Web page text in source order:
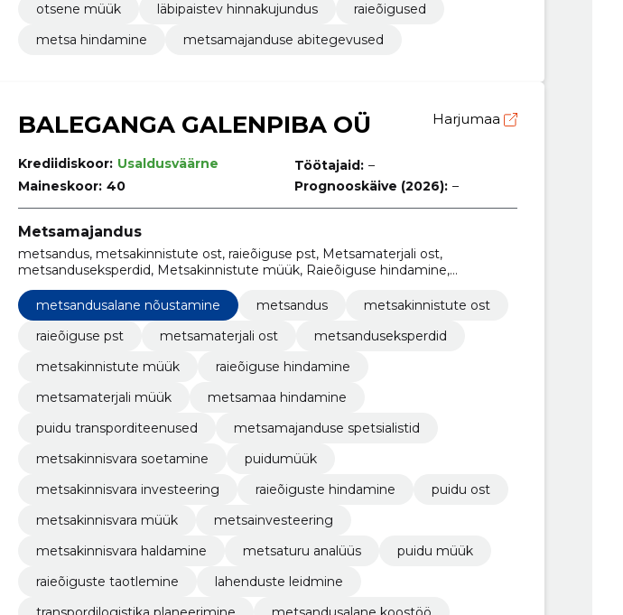
otsene müük
läbipaistev hinnakujundus
raieõigused
metsa hindamine
metsamajanduse abitegevused
BALEGANGA GALENPIBA OÜ Harjumaa
Krediidiskoor: Usaldusväärne
Maineskoor: 40
Töötajaid: –
Prognooskäive (2026): –
Metsamajandus
metsandus, metsakinnistute ost, raieõiguse pst, Metsamaterjali ost,
metsanduseksperdid, Metsakinnistute müük, Raieõiguse hindamine,
Metsamaterjali müük, metsateenused, metsandusalane nõustamine
metsandusalane nõustamine
metsandus
metsakinnistute ost
raieõiguse pst
metsamaterjali ost
metsanduseksperdid
metsakinnistute müük
raieõiguse hindamine
metsamaterjali müük
metsamaa hindamine
puidu transporditeenused
metsamajanduse spetsialistid
metsakinnisvara soetamine
puidumüük
metsakinnisvara investeering
raieõiguste hindamine
puidu ost
metsakinnisvara müük
metsainvesteering
metsakinnisvara haldamine
metsaturu analüüs
puidu müük
raieõiguste taotlemine
lahenduste leidmine